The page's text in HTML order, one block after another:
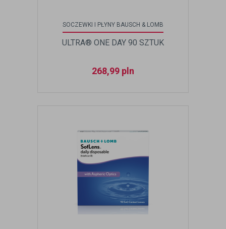
SOCZEWKI I PŁYNY BAUSCH & LOMB
ULTRA® ONE DAY 90 SZTUK
268,99 pln